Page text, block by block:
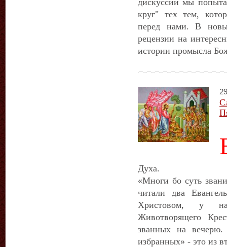
дискуссии мы
круг" тех тем,
перед нами. В
рецензии на
истории промысла
Духа.
«Многи бо суть
читали два
Христовом, у
Животворящего
званных на
избранных» - это из